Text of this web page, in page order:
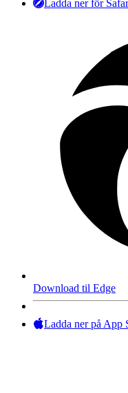
Ladda ner för
Download til Edge
Ladda ner på App